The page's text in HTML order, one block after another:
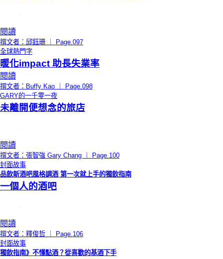
閱讀
撰文者：邱鈺珊 ｜ Page.097
全球熱門字
暖化impact 助長失業率
閱讀
撰文者：Buffy Kao ｜ Page.098
GARY的一千零一夜
未離開便想念的旅店
閱讀
撰文者：張智強 Gary Chang ｜ Page.100
封面故事
品飲新酒吧風格調酒 第一次就上手的獨飲指南
一個人的酒吧
閱讀
撰文者：釋俊哲 ｜ Page.106
封面故事
獨飲指南》不懂點酒？從喜歡的基酒下手